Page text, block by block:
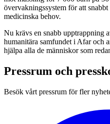
övervakningssystem för att snabbt
medicinska behov.
Nu krävs en snabb upptrappning
humanitära samfundet i Afar och
hjälpa alla de människor som
Pressrum och
Besök vårt pressrum för fler